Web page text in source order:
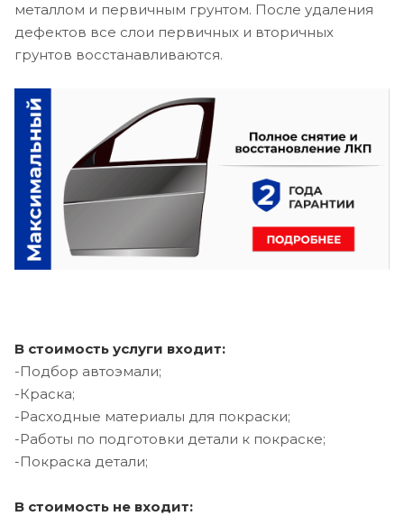
металлом и первичным грунтом. После удаления
дефектов все слои первичных и вторичных
грунтов восстанавливаются.
В стоимость услуги входит:
-Подбор автоэмали;
-Краска;
-Расходные материалы для покраски;
-Работы по подготовки детали к покраске;
-Покраска детали;
В стоимость не входит: